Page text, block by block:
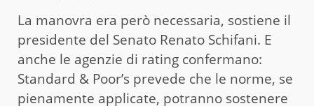
La manovra era però necessaria, sostiene il
presidente del Senato Renato Schifani. E
anche le agenzie di rating confermano:
Standard & Poor’s prevede che le norme, se
pienamente applicate, potranno sostenere